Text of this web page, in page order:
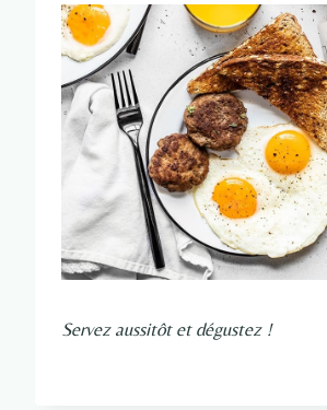
Servez aussitôt et dégustez !